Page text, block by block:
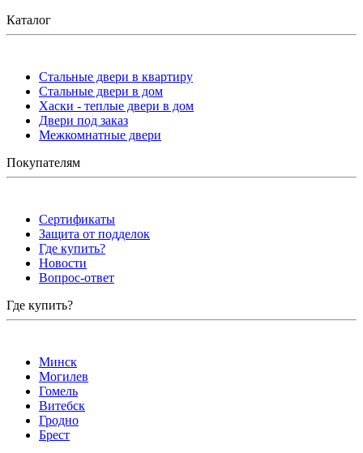
Каталог
Стальные двери в квартиру
Стальные двери в дом
Хаски - теплые двери в дом
Двери под заказ
Межкомнатные двери
Покупателям
Сертификаты
Защита от подделок
Где купить?
Новости
Вопрос-ответ
Где купить?
Минск
Могилев
Гомель
Витебск
Гродно
Брест